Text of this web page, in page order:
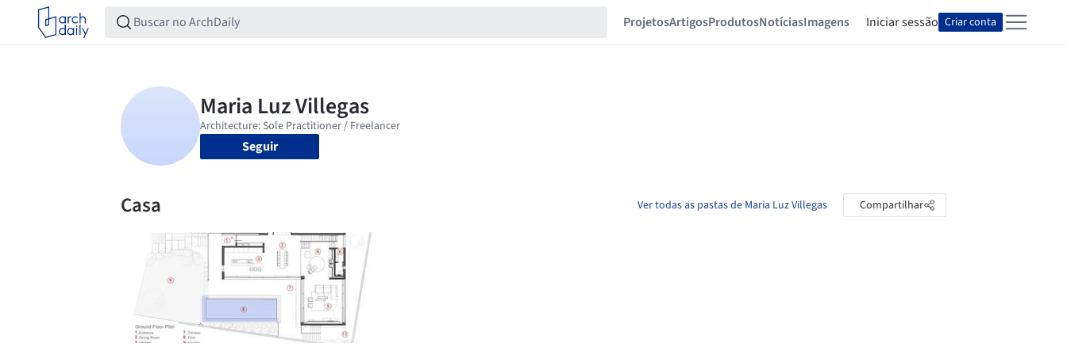
ProjetosArtigosProdutosNotíciasImagens Iniciar sessão Criar conta
Seguir
Casa Ver todas as pastas de Maria Luz Villegas Compartilhar